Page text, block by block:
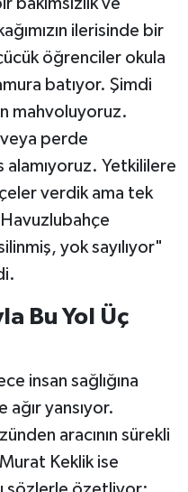
ve
ilerisinde bir
öğrenciler okula
batıyor. Şimdi
mahvoluyoruz.
perde
alamıyoruz. Yetkililere
verdik ama tek
yok sayılıyor"
Bu Yol Üç
insan sağlığına
yansıyor.
aracının sürekli
Keklik ise